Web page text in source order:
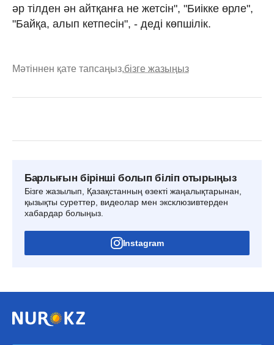
әр тілден ән айтқанға не жетсін", "Биікке өрле",
"Байқа, алып кетпесін", - деді көпшілік.
Мәтіннен қате тапсаңыз,бізге жазыңыз
Барлығын бірінші болып біліп отырыңыз
Бізге жазылып, Қазақстанның өзекті жаңалықтарынан,
қызықты суреттер, видеолар мен эксклюзивтерден
хабардар болыңыз.
Instagram